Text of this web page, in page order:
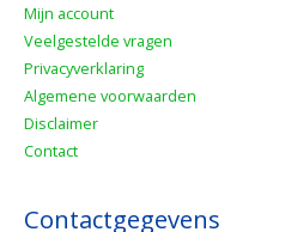
Mijn account
Veelgestelde vragen
Privacyverklaring
Algemene voorwaarden
Disclaimer
Contact
Contactgegevens